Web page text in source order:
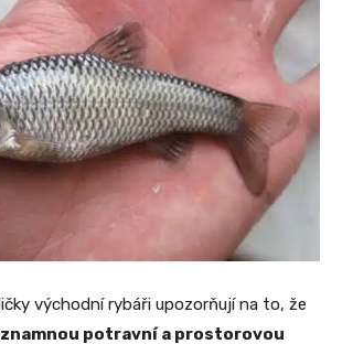
východní rybáři upozorňují na to, že
potravní a prostorovou